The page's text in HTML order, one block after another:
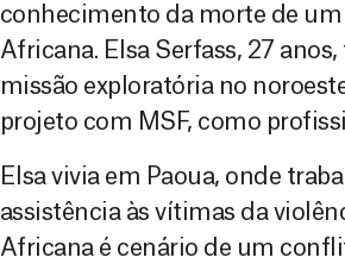
conhecimento da morte de
Africana. Elsa Serfass, 27
missão exploratória no
projeto com MSF, como
Elsa vivia em Paoua, onde
assistência às vítimas da
Africana é cenário de um